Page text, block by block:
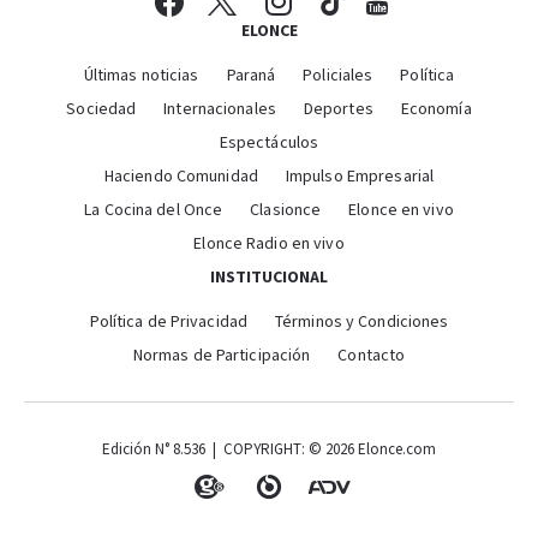
ELONCE
Últimas noticias Paraná Policiales
Política
Sociedad
Internacionales Deportes
Economía
Espectáculos
Haciendo Comunidad
Impulso Empresarial
La Cocina del Once
Clasionce
Elonce en vivo
Elonce Radio en vivo
INSTITUCIONAL
Política de Privacidad
Términos y Condiciones
Normas de Participación
Contacto
Edición N° 8.536 | COPYRIGHT: © 2026 Elonce.com